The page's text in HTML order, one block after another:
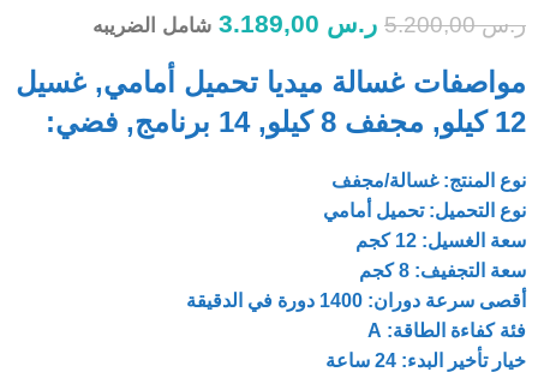
ر.س5.200,00 ر.س شامل الضريبه
مواصفات غسالة ميديا ​​تحميل أمامي, غسيل
12 كيلو, مجفف 8 كيلو, 14 برنامج, فضي:
نوع المنتج: غسالة/مجفف
نوع التحميل: تحميل أمامي
سعة الغسيل: 12 كجم
سعة التجفيف: 8 كجم
أقصى سرعة دوران: 1400 دورة في الدقيقة
فئة كفاءة الطاقة: A
خيار تأخير البدء: 24 ساعة